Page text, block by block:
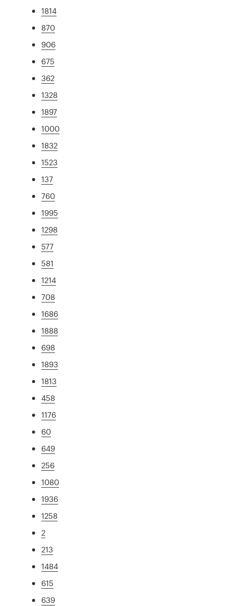
1814
870
906
675
362
1328
1897
1000
1832
1523
137
760
1995
1298
577
581
1214
708
1686
1888
698
1893
1813
458
1176
60
649
256
1080
1936
1258
2
213
1484
615
639